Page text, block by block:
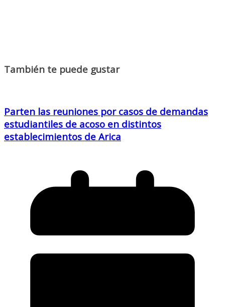
También te puede gustar
Parten las reuniones por casos de demandas
estudiantiles de acoso en distintos
establecimientos de Arica